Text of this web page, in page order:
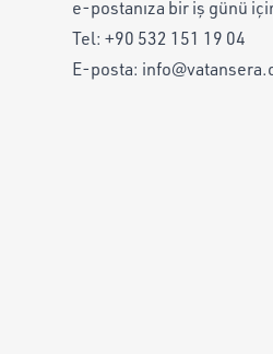
e-postanıza bir iş günü
Tel: +90 532 151 19 04
E-posta: